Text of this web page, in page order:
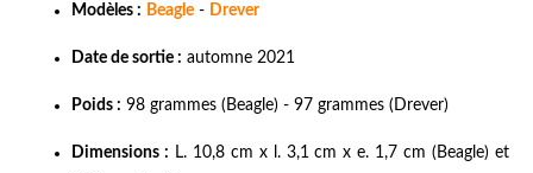
Modèles : Beagle - Drever
Date de sortie : automne 2021
Poids : 98 grammes (Beagle) - 97 grammes (Drever)
Dimensions : L. 10,8 cm x l. 3,1 cm x e. 1,7 cm (Beagle) et